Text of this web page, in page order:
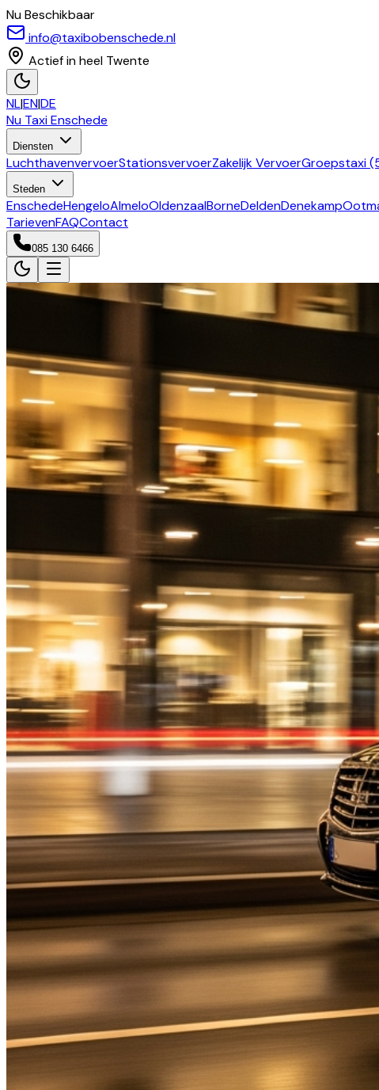
Nu Beschikbaar
info@taxibobenschede.nl
Actief in heel Twente
NL|EN|DE
Nu TaxiEnschede
Diensten
LuchthavenvervoerStationsvervoerZakelijk VervoerGroepstaxi
Steden
EnschedeHengeloAlmeloOldenzaalBorneDeldenDenekamp
TarievenFAQContact
085 130 6466